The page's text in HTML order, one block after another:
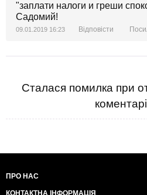
"заплати налоги и греши
Садомий!
09.01.2019 16:23 Відповісти
Сталася помилка при
ПРО НАС
КОНТАКТНА ІНФОРМАЦІЯ